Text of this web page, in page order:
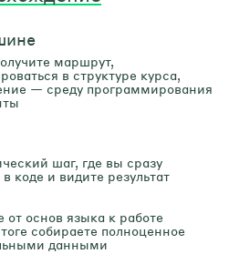
маршрут,
в структуре курса,
— среду программирования
шаг, где вы сразу
коде и видите результат
основ языка к работе
собираете полноценное
данными